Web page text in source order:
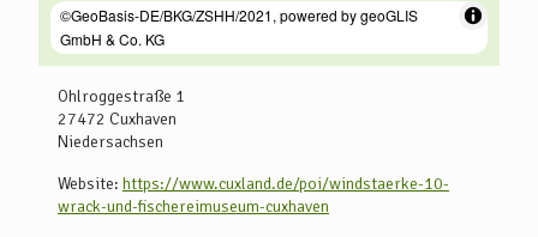
Ohlroggestraße 1
27472 Cuxhaven
Niedersachsen
Website: https://www.cuxland.de/poi/windstaerke-10-
wrack-und-fischereimuseum-cuxhaven